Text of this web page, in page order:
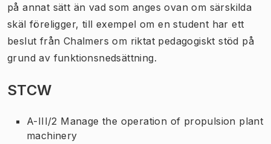
på annat sätt än vad som anges ovan om särskilda
skäl föreligger, till exempel om en student har ett
beslut från Chalmers om riktat pedagogiskt stöd på
grund av funktionsnedsättning.
STCW
A-III/2 Manage the operation of propulsion plant
machinery